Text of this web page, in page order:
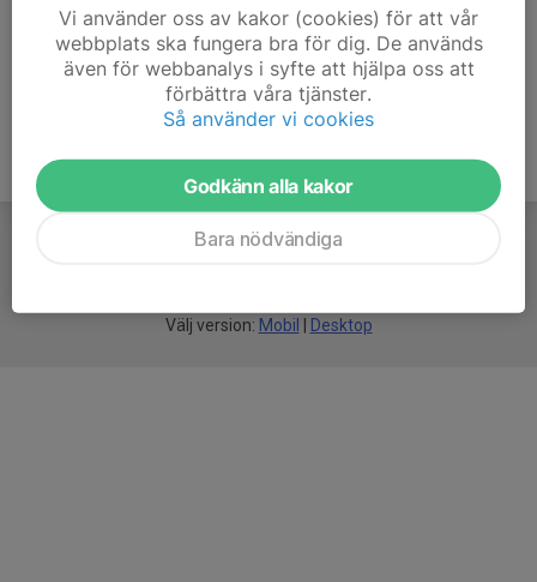
Välj version: Mobil Desktop
Vi använder oss av kakor (cookies) för att vår
webbplats ska fungera bra för dig. De används
även för webbanalys i syfte att hjälpa oss att
förbättra våra tjänster.
Så använder vi cookies
Godkänn alla kakor
Bara nödvändiga